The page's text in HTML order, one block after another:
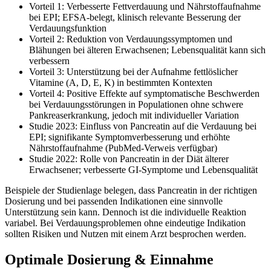
Vorteil 1: Verbesserte Fettverdauung und Nährstoffaufnahme
bei EPI; EFSA-belegt, klinisch relevante Besserung der
Verdauungsfunktion
Vorteil 2: Reduktion von Verdauungssymptomen und
Blähungen bei älteren Erwachsenen; Lebensqualität kann sich
verbessern
Vorteil 3: Unterstützung bei der Aufnahme fettlöslicher
Vitamine (A, D, E, K) in bestimmten Kontexten
Vorteil 4: Positive Effekte auf symptomatische Beschwerden
bei Verdauungsstörungen in Populationen ohne schwere
Pankreaserkrankung, jedoch mit individueller Variation
Studie 2023: Einfluss von Pancreatin auf die Verdauung bei
EPI; signifikante Symptomverbesserung und erhöhte
Nährstoffaufnahme (PubMed-Verweis verfügbar)
Studie 2022: Rolle von Pancreatin in der Diät älterer
Erwachsener; verbesserte GI-Symptome und Lebensqualität
Beispiele der Studienlage belegen, dass Pancreatin in der richtigen
Dosierung und bei passenden Indikationen eine sinnvolle
Unterstützung sein kann. Dennoch ist die individuelle Reaktion
variabel. Bei Verdauungsproblemen ohne eindeutige Indikation
sollten Risiken und Nutzen mit einem Arzt besprochen werden.
Optimale Dosierung & Einnahme